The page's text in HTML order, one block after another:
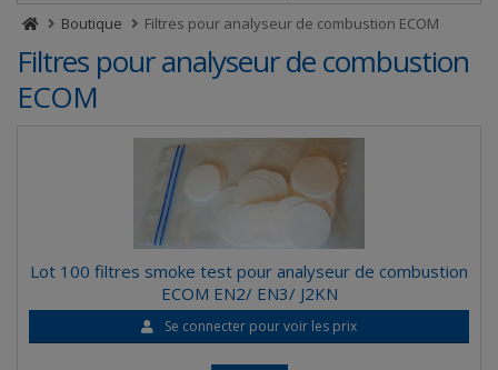
Boutique Filtres pour analyseur de combustion ECOM
Filtres pour analyseur de combustion
ECOM
Lot 100 filtres smoke test pour analyseur de combustion
ECOM EN2/ EN3/ J2KN
Se connecter pour voir les prix